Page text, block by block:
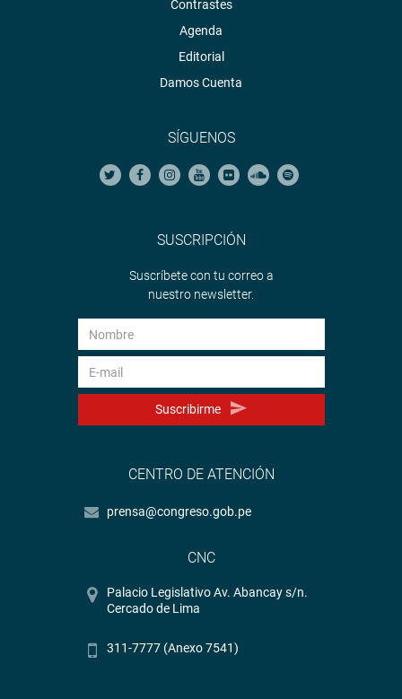
Contrastes
Agenda
Editorial
Damos Cuenta
SÍGUENOS
SUSCRIPCIÓN
Suscríbete con tu correo a
nuestro newsletter.
Suscribirme
CENTRO DE ATENCIÓN
prensa@congreso.gob.pe
CNC
Palacio Legislativo Av. Abancay s/n.
Cercado de Lima
311-7777 (Anexo 7541)